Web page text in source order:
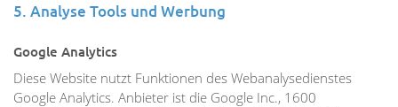
5. Analyse Tools und Werbung
Google Analytics
Diese Website nutzt Funktionen des Webanalysedienstes
Google Analytics. Anbieter ist die Google Inc., 1600